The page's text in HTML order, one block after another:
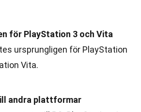
för PlayStation 3 och Vita
ursprungligen för PlayStation
Vita.
andra plattformar